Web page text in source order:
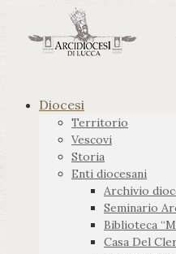
Diocesi
Territorio
Vescovi
Storia
Enti diocesani
Archivio
Seminario
Biblioteca
Casa Del